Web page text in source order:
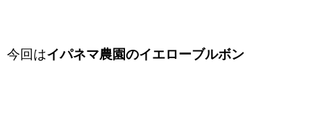
今回はイパネマ農園のイエローブルボン